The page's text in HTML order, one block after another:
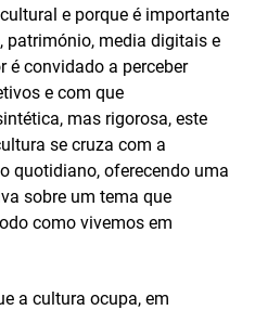
e porque é importante
património, media digitais e
é convidado a perceber
e com que
mas rigorosa, este
se cruza com a
quotidiano, oferecendo uma
sobre um tema que
como vivemos em
a cultura ocupa, em